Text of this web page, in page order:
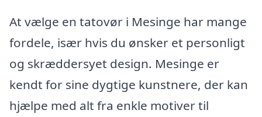
At vælge en tatovør i Mesinge har mange
fordele, især hvis du ønsker et personligt
og skræddersyet design. Mesinge er
kendt for sine dygtige kunstnere, der kan
hjælpe med alt fra enkle motiver til